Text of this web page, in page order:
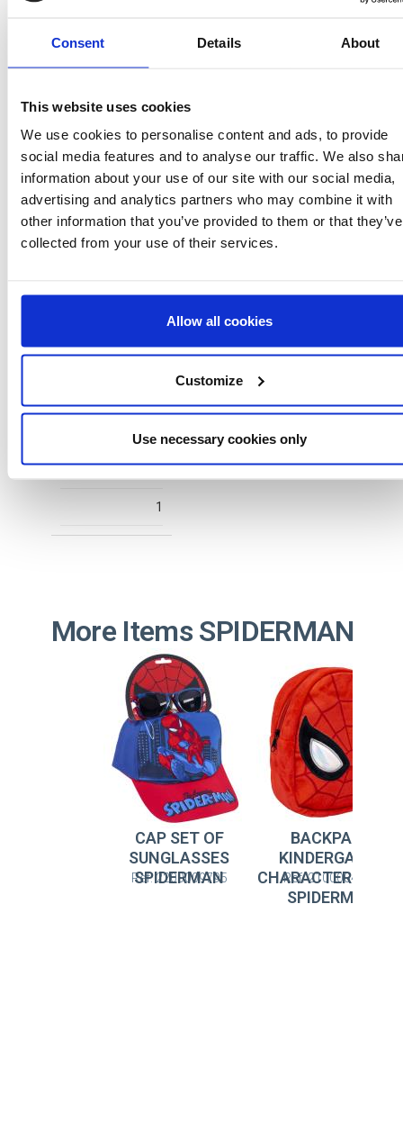
Consent Details About
This website uses cookies
We use cookies to personalise content and ads, to provide
social media features and to analyse our traffic. We also
information about your use of our site with our social media,
advertising and analytics partners who may combine it with
other information that you’ve provided to them or that they’ve
collected from your use of their services.
Allow all cookies
Customize
Use necessary cookies only
2300007200
RED
8445484606782
2300007200
RED
8445484606799
1
More Items SPIDERMAN
CAP SET OF
SUNGLASSES
SPIDERMAN
Ref: 2200009795
BACKPACK
KINDERGARTE
CHARACTER
SPIDERMAN
Ref: 2100004318